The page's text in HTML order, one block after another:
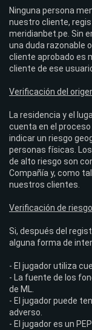
Ninguna persona
nuestro cliente,
meridianbet.pe. Sin
una duda razonable
cliente aprobado es
cliente de ese
Verificación del
La residencia y el
cuenta en el
indicar un riesgo
personas físicas.
de alto riesgo son
Compañía y, como
nuestros clientes.
Verificación de
Si, después del
alguna forma de
- El jugador utiliza
- La fuente de los
de ML.
- El jugador puede
adverso.
- El jugador es un